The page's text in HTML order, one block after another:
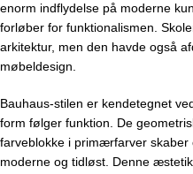
enorm indflydelse på moderne
forløber for funktionalismen.
arkitektur, men den havde også
møbeldesign.
Bauhaus-stilen er kendetegnet
form følger funktion. De
farveblokke i primærfarver
moderne og tidløst. Denne